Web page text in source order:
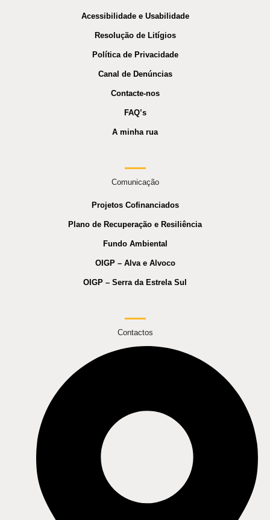
Acessibilidade e Usabilidade
Resolução de Litígios
Política de Privacidade
Canal de Denúncias
Contacte-nos
FAQ’s
A minha rua
Comunicação
Projetos Cofinanciados
Plano de Recuperação e Resiliência
Fundo Ambiental
OIGP – Alva e Alvoco
OIGP – Serra da Estrela Sul
Contactos